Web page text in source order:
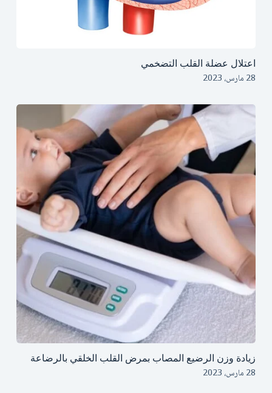
اعتلال عضلة القلب التضخمي
28 مارس، 2023
زيادة وزن الرضيع المصاب بمرض القلب الخلقي بالرضاعة
28 مارس، 2023